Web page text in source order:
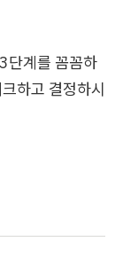
단계를 꼼꼼하
하고 결정하시